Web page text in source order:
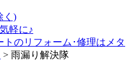
く)
軽に♪
のリフォーム･修理はメタ
> 雨漏り解決隊